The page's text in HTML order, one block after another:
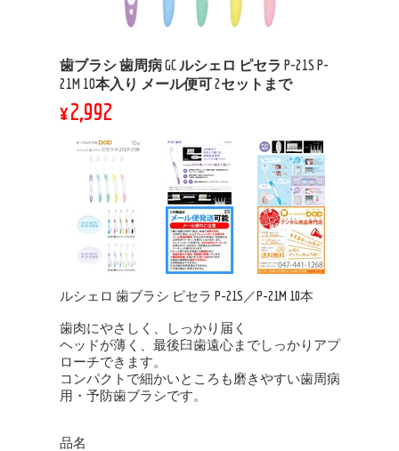
歯ブラシ 歯周病 GC ルシェロ ピセラ P-21S P-
21M 10本入り メール便可 2セットまで
¥2,992
ルシェロ 歯ブラシ ピセラ P-21S／P-21M 10本
歯肉にやさしく、しっかり届く
ヘッドが薄く、最後臼歯遠心までしっかりアプ
ローチできます。
コンパクトで細かいところも磨きやすい歯周病
用・予防歯ブラシです。
品名